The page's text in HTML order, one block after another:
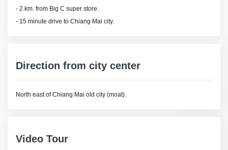
- 2 km. from Big C super store.
- 15 minute drive to Chiang Mai city.
Direction from city center
North east of Chiang Mai old city (moat).
Video Tour